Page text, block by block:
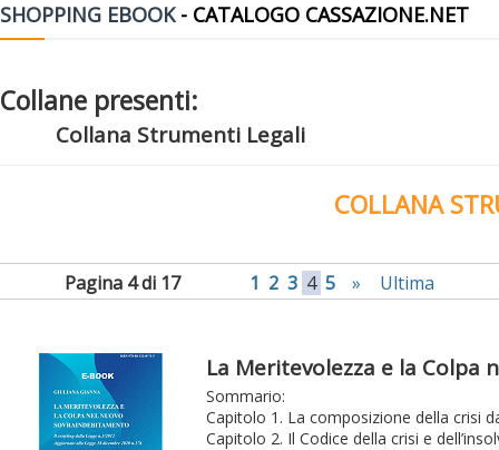
SHOPPING EBOOK- CATALOGO CASSAZIONE.NET
Collane presenti:
Collana Strumenti Legali
COLLANA
Pagina 4 di 17 1 2 3 4 5 » Ultima
La Meritevolezza e la
Sommario:
Capitolo 1. La composizione della crisi
Capitolo 2. Il Codice della crisi e